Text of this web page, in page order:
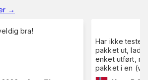
→
bra!
Har ikke testet
pakket ut,
enket utført,
pakket i en